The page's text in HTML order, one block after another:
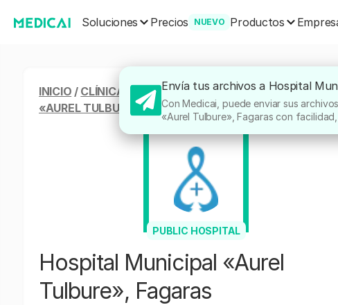
Soluciones Precios NUEVO Productos
INICIO / CLÍNICAS & HOSPITALES/HOSPITAL
«AUREL TULBURE», FAGARAS
PUBLIC HOSPITAL
Hospital Municipal «Aurel
Tulbure», Fagaras
Envía tus archivos a Hospital
Con Medicai, puede enviar sus
«Aurel Tulbure», Fagaras con